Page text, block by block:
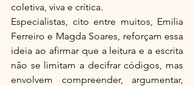
coletiva, viva e crítica.
Especialistas, cito entre muitos, Emilia
Ferreiro e Magda Soares, reforçam essa
ideia ao afirmar que a leitura e a escrita
não se limitam a decifrar códigos, mas
envolvem compreender, argumentar,